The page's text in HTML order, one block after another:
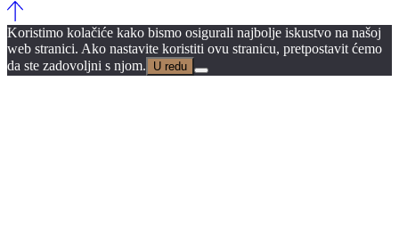
Koristimo kolačiće kako bismo osigurali najbolje iskustvo na našoj
web stranici. Ako nastavite koristiti ovu stranicu, pretpostavit ćemo
da ste zadovoljni s njom.
U redu